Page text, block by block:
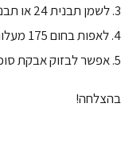
3. לשמן תבנית 24 או תבנית פרח ולצקת את הבלילה.
4. לאפות בחום 175 מעלות כ-40 דקות או עד להזהבה.
5. אפשר לבזוק אבקת סוכר לאחר קירור העוגה או לצפות בשוקולד.
בהצלחה!